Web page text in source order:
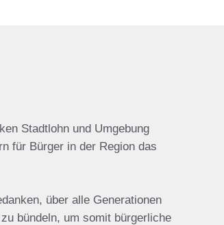
Stadtlohn und Umgebung
für Bürger in der Region das
über alle Generationen
bündeln, um somit bürgerliche